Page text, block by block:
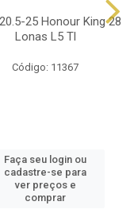
25 Honour King 28
Lonas L5 Tl
Código: 11367
Faça seu login ou
cadastre-se para
ver preços e
comprar